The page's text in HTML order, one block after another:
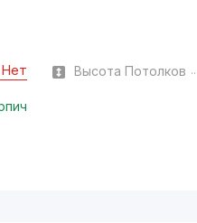
Нет Высота Потолков